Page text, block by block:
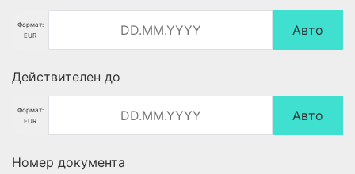
Формат:
EUR
Авто
Действителен до
Формат:
EUR
Авто
Номер документа